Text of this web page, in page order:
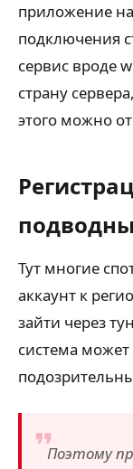
приложение
подключения
сервис вроде
страну
этого можно
Тут многие
аккаунт к
зайти через
система
Поэтому